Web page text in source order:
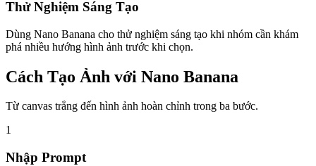
Thử Nghiệm Sáng Tạo
Dùng Nano Banana cho thử nghiệm sáng tạo khi nhóm cần khám
phá nhiều hướng hình ảnh trước khi chọn.
Cách Tạo Ảnh với Nano Banana
Từ canvas trắng đến hình ảnh hoàn chỉnh trong ba bước.
1
Nhập Prompt